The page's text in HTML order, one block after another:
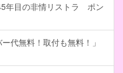
年目の非情リストラ ポン
代無料！取付も無料！」